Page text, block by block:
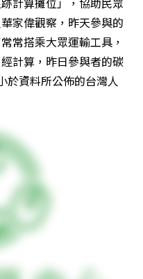
家偉觀察，昨天參與的
常搭乘大眾運輸工具，
計算，昨日參與者的碳
於資料所公佈的台灣人